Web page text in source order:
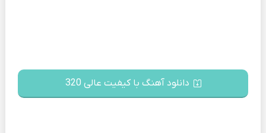
دانلود آهنگ با کیفیت عالی 320